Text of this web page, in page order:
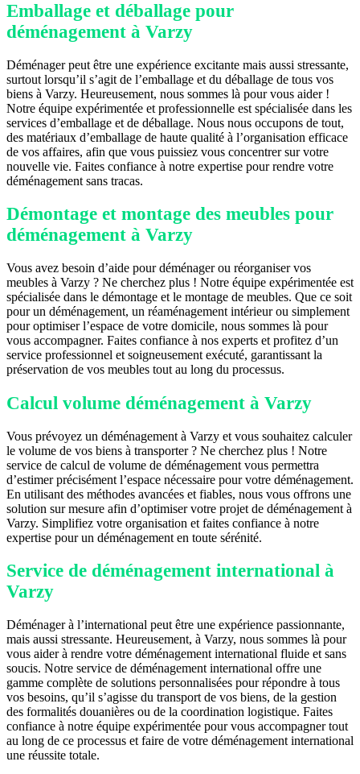
Emballage et déballage pour
déménagement à Varzy
Déménager peut être une expérience excitante mais aussi stressante,
surtout lorsqu’il s’agit de l’emballage et du déballage de tous vos
biens à Varzy. Heureusement, nous sommes là pour vous aider !
Notre équipe expérimentée et professionnelle est spécialisée dans les
services d’emballage et de déballage. Nous nous occupons de tout,
des matériaux d’emballage de haute qualité à l’organisation efficace
de vos affaires, afin que vous puissiez vous concentrer sur votre
nouvelle vie. Faites confiance à notre expertise pour rendre votre
déménagement sans tracas.
Démontage et montage des meubles pour
déménagement à Varzy
Vous avez besoin d’aide pour déménager ou réorganiser vos
meubles à Varzy ? Ne cherchez plus ! Notre équipe expérimentée est
spécialisée dans le démontage et le montage de meubles. Que ce soit
pour un déménagement, un réaménagement intérieur ou simplement
pour optimiser l’espace de votre domicile, nous sommes là pour
vous accompagner. Faites confiance à nos experts et profitez d’un
service professionnel et soigneusement exécuté, garantissant la
préservation de vos meubles tout au long du processus.
Calcul volume déménagement à Varzy
Vous prévoyez un déménagement à Varzy et vous souhaitez calculer
le volume de vos biens à transporter ? Ne cherchez plus ! Notre
service de calcul de volume de déménagement vous permettra
d’estimer précisément l’espace nécessaire pour votre déménagement.
En utilisant des méthodes avancées et fiables, nous vous offrons une
solution sur mesure afin d’optimiser votre projet de déménagement à
Varzy. Simplifiez votre organisation et faites confiance à notre
expertise pour un déménagement en toute sérénité.
Service de déménagement international à
Varzy
Déménager à l’international peut être une expérience passionnante,
mais aussi stressante. Heureusement, à Varzy, nous sommes là pour
vous aider à rendre votre déménagement international fluide et sans
soucis. Notre service de déménagement international offre une
gamme complète de solutions personnalisées pour répondre à tous
vos besoins, qu’il s’agisse du transport de vos biens, de la gestion
des formalités douanières ou de la coordination logistique. Faites
confiance à notre équipe expérimentée pour vous accompagner tout
au long de ce processus et faire de votre déménagement international
une réussite totale.